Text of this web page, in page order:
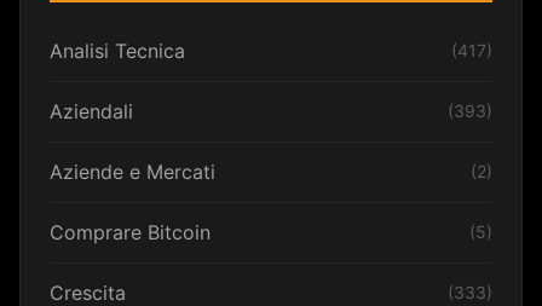
Analisi Tecnica (417)
Aziendali (393)
Aziende e Mercati (2)
Comprare Bitcoin (5)
Crescita (333)